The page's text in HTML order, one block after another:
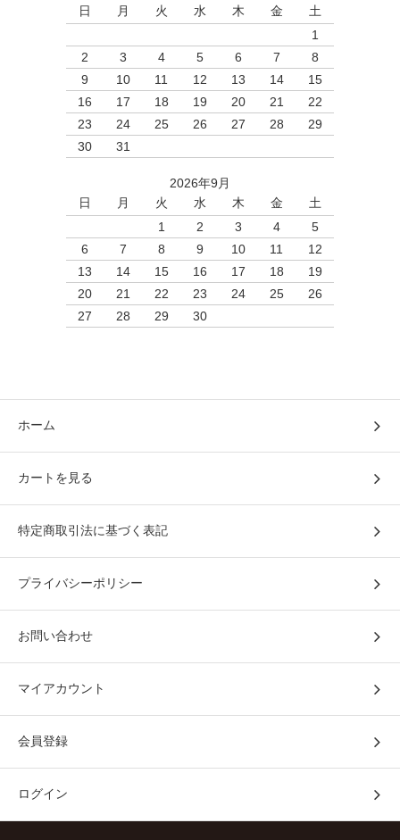
日
月 火 水 木 金
土
1
2
3 4 5 6 7
8
9
10 11 12 13 14
15
16
17 18 19 20 21
22
23
24 25 26 27 28
29
30
31
2026年9月
日
月 火 水 木 金
土
1
2 3 4
5
6
7 8 9 10 11
12
13
14 15 16 17 18
19
20
21 22 23 24 25
26
27
28 29 30
ホーム
カートを見る
特定商取引法に基づく表記
プライバシーポリシー
お問い合わせ
マイアカウント
会員登録
ログイン